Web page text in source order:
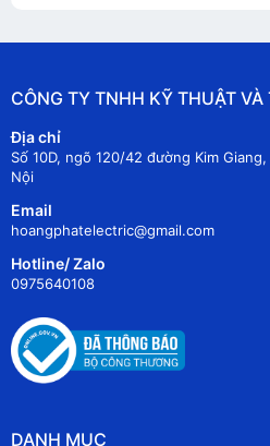
CÔNG TY TNHH KỸ THUẬT VÀ
Địa chỉ
Số 10D, ngõ 120/42 đường Kim
Nội
Email
hoangphatelectric@gmail.com
Hotline/ Zalo
0975640108
DANH MỤC